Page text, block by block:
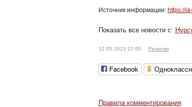
Источник информации: https://
Показать все новости с:
12.05.2023 22:00 Религия
Facebook
Правила комментирования